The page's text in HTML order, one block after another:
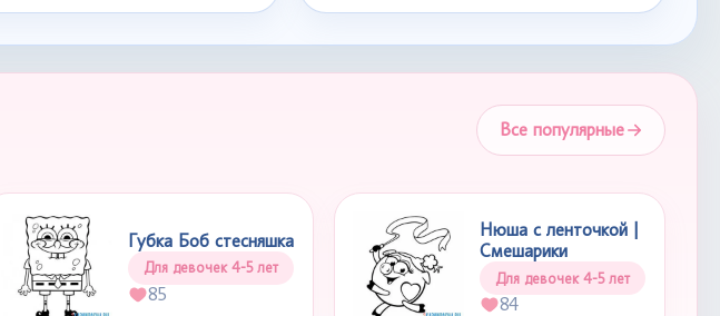
Все популярные
Губка Боб стесняшка
Для девочек 4-5 лет
85
Нюша с ленточкой |
Смешарики
Для девочек 4-5 лет
84